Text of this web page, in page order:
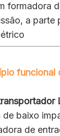
formadora
a parte
funcional
de baixo
de